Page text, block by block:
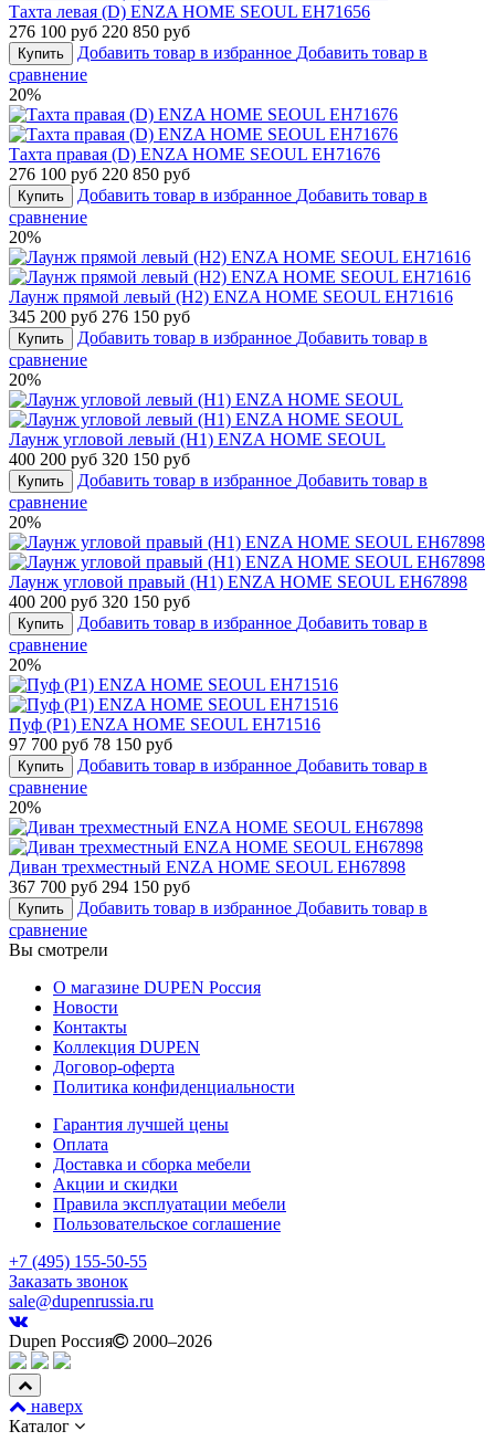
Тахта левая (D) ENZA HOME SEOUL EH71656
276 100 руб 220 850 руб
Купить Добавить товар в избранное Добавить товар в
сравнение
20%
Тахта правая (D) ENZA HOME SEOUL EH71676
276 100 руб 220 850 руб
Купить Добавить товар в избранное Добавить товар в
сравнение
20%
Лаунж прямой левый (H2) ENZA HOME SEOUL EH71616
345 200 руб 276 150 руб
Купить Добавить товар в избранное Добавить товар в
сравнение
20%
Лаунж угловой левый (H1) ENZA HOME SEOUL
400 200 руб 320 150 руб
Купить Добавить товар в избранное Добавить товар в
сравнение
20%
Лаунж угловой правый (H1) ENZA HOME SEOUL EH67898
400 200 руб 320 150 руб
Купить Добавить товар в избранное Добавить товар в
сравнение
20%
Пуф (P1) ENZA HOME SEOUL EH71516
97 700 руб 78 150 руб
Купить Добавить товар в избранное Добавить товар в
сравнение
20%
Диван трехместный ENZA HOME SEOUL EH67898
367 700 руб 294 150 руб
Купить Добавить товар в избранное Добавить товар в
сравнение
Вы смотрели
О магазине DUPEN Россия
Новости
Контакты
Коллекция DUPEN
Договор-оферта
Политика конфиденциальности
Гарантия лучшей цены
Оплата
Доставка и сборка мебели
Акции и скидки
Правила эксплуатации мебели
Пользовательское соглашение
+7 (495) 155-50-55
Заказать звонок
sale@dupenrussia.ru
Dupen Россия 2000–2026
наверх
Каталог